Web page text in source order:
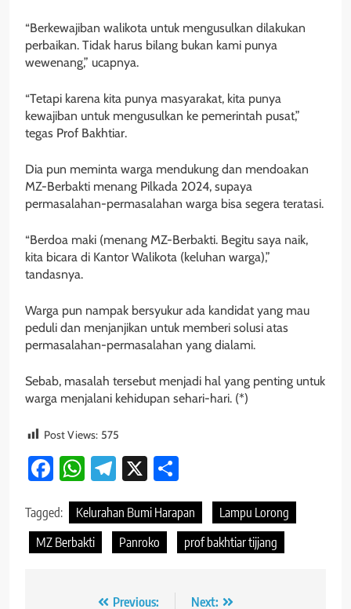
“Berkewajiban walikota untuk mengusulkan dilakukan
perbaikan. Tidak harus bilang bukan kami punya
wewenang,” ucapnya.
“Tetapi karena kita punya masyarakat, kita punya
kewajiban untuk mengusulkan ke pemerintah pusat,”
tegas Prof Bakhtiar.
Dia pun meminta warga mendukung dan mendoakan
MZ-Berbakti menang Pilkada 2024, supaya
permasalahan-permasalahan warga bisa segera teratasi.
“Berdoa maki (menang MZ-Berbakti. Begitu saya naik,
kita bicara di Kantor Walikota (keluhan warga),”
tandasnya.
Warga pun nampak bersyukur ada kandidat yang mau
peduli dan menjanjikan untuk memberi solusi atas
permasalahan-permasalahan yang dialami.
Sebab, masalah tersebut menjadi hal yang penting untuk
warga menjalani kehidupan sehari-hari. (*)
Post Views: 575
Facebook
WhatsApp
Telegram
X
Tagged: Kelurahan Bumi Harapan
Lampu Lorong
MZ Berbakti
Panroko prof bakhtiar tijjang
Previous: Next: